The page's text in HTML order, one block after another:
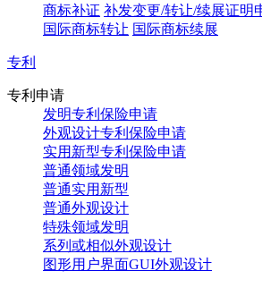
商标补证 补发变更/转让/续展证明
国际商标转让 国际商标续展
专利
专利申请
发明专利保险申请
外观设计专利保险申请
实用新型专利保险申请
普通领域发明
普通实用新型
普通外观设计
特殊领域发明
系列或相似外观设计
图形用户界面GUI外观设计